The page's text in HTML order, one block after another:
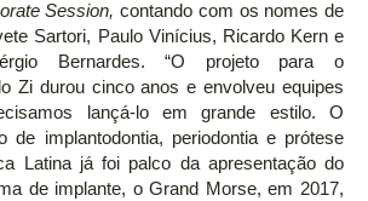
Session, contando com os nomes de
Sartori, Paulo Vinícius, Ricardo Kern e
Bernardes. “O projeto para o
Zi durou cinco anos e envolveu equipes
lançá-lo em grande estilo. O
de implantodontia, periodontia e prótese
Latina já foi palco da apresentação do
de implante, o Grand Morse, em 2017,